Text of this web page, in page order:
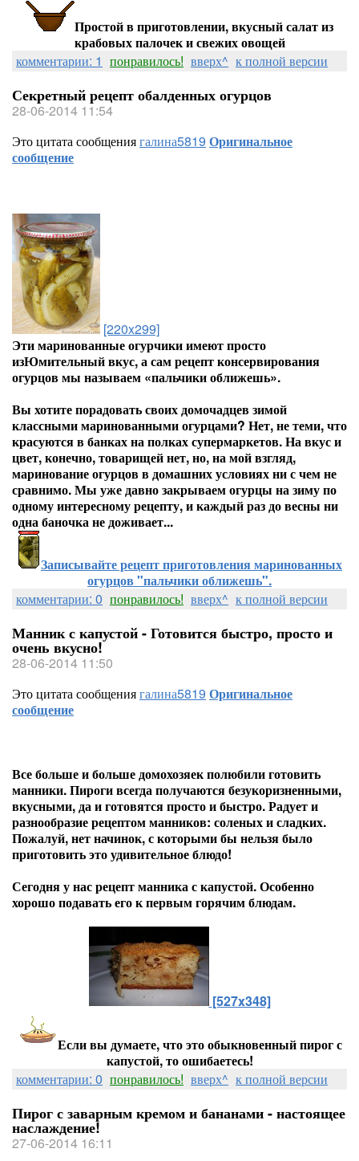
Простой в приготовлении, вкусный салат из
крабовых палочек и свежих овощей
комментарии: 1 понравилось! вверх^ к полной версии
Секретный рецепт обалденных огурцов
28-06-2014 11:54
Это цитата сообщениягалина5819 Оригинальное
сообщение
[220x299]
Эти маринованные огурчики имеют просто
изЮмительный вкус, а сам рецепт консервирования
огурцов мы называем «пальчики оближешь».
Вы хотите порадовать своих домочадцев зимой
классными маринованными огурцами? Нет, не теми, что
красуются в банках на полках супермаркетов. На вкус и
цвет, конечно, товарищей нет, но, на мой взгляд,
маринование огурцов в домашних условиях ни с чем не
сравнимо. Мы уже давно закрываем огурцы на зиму по
одному интересному рецепту, и каждый раз до весны ни
одна баночка не доживает...
Записывайте рецепт приготовления маринованных
огурцов "пальчики оближешь".
комментарии: 0 понравилось! вверх^ к полной версии
Манник с капустой - Готовится быстро, просто и
очень вкусно!
28-06-2014 11:50
Это цитата сообщениягалина5819 Оригинальное
сообщение
Все больше и больше домохозяек полюбили готовить
манники. Пироги всегда получаются безукоризненными,
вкусными, да и готовятся просто и быстро. Радует и
разнообразие рецептом манников: соленых и сладких.
Пожалуй, нет начинок, с которыми бы нельзя было
приготовить это удивительное блюдо!
Сегодня у нас рецепт манника с капустой. Особенно
хорошо подавать его к первым горячим блюдам.
[527x348]
Если вы думаете, что это обыкновенный пирог с
капустой, то ошибаетесь!
комментарии: 0 понравилось! вверх^ к полной версии
Пирог с заварным кремом и бананами - настоящее
наслаждение!
27-06-2014 16:11